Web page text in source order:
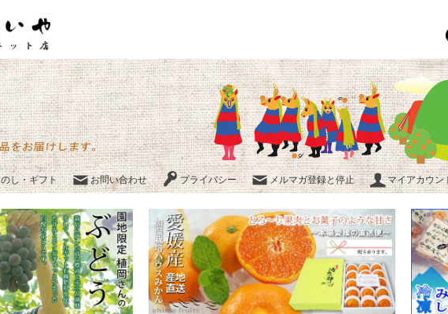
のし・ギフト お問い合わせ プライバシー メルマガ登録と停止 マイアカウン